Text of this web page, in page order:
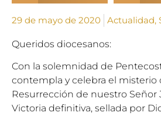
29 de mayo de 2020 Actualidad,
Queridos diocesanos:
Con la solemnidad de
contempla y celebra el misterio
Resurrección de nuestro
Victoria definitiva, sellada por